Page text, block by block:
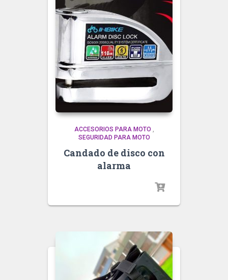
ACCESORIOS PARA MOTO ,
SEGURIDAD PARA MOTO
Candado de disco con
alarma